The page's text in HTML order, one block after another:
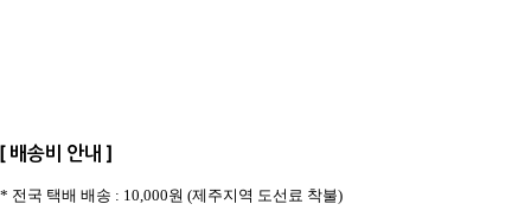
[ 배송비 안내 ]
* 전국 택배 배송 : 10,000원 (제주지역 도선료 착불)